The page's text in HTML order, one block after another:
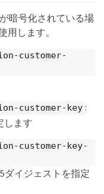
暗号化されている場
用します。
customer-
customer-key :
します
customer-key-
ダイジェストを指定